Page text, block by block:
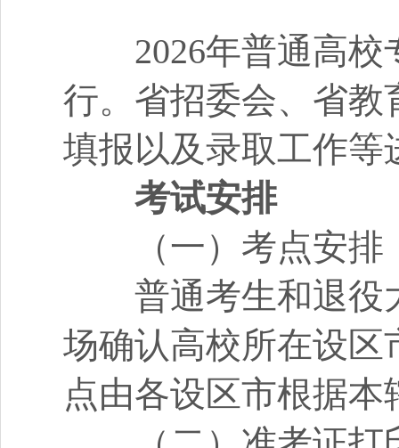
2026年普通高校
行。省招委会、省教
填报以及录取工作等
考试安排
（一）考点安排
普通考生和退役
场确认高校所在设区
点由各设区市根据